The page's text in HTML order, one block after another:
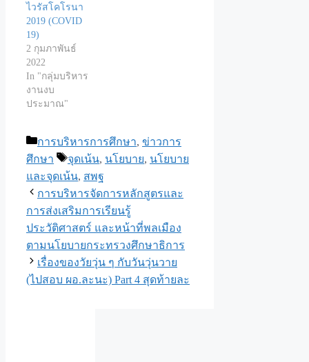
ไวรัสโคโรนา
2019 (COVID
19)
2 กุมภาพันธ์
2022
In "กลุ่มบริหาร
งานงบ
ประมาณ"
Categories
การบริหารการศึกษา, ข่าวการ
ศึกษา
Tags
จุดเน้น, นโยบาย, นโยบาย
และจุดเน้น, สพฐ
การบริหารจัดการหลักสูตรและ
การส่งเสริมการเรียนรู้
ประวัติศาสตร์ และหน้าที่พลเมือง
ตามนโยบายกระทรวงศึกษาธิการ
เรื่องของวัยวุ่น ๆ กับวันวุ่นวาย
(ไปสอบ ผอ.ละนะ) Part 4 สุดท้ายละ